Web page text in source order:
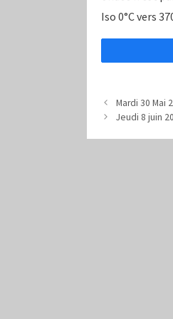
Iso 0°C vers
Mardi 30 Mai
Jeudi 8 juin